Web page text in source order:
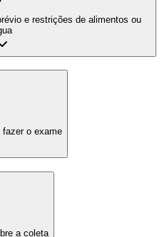
e restrições de alimentos ou
fazer o exame
a coleta